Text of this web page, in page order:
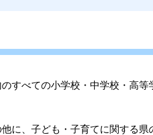
すべての小学校・中学校・高
に、子ども・子育てに関する